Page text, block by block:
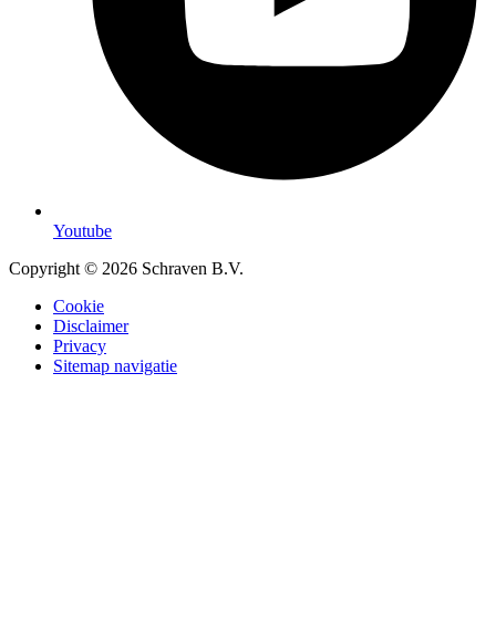
Youtube
Copyright © 2026 Schraven B.V.
Cookie
Disclaimer
Privacy
Sitemap navigatie